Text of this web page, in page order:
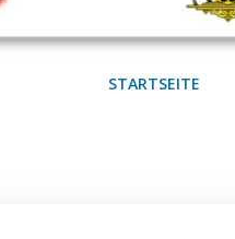
STARTSEITE